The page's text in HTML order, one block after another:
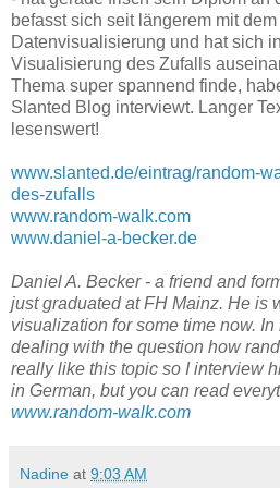
befasst sich seit längerem mit
Datenvisualisierung und hat sich
Visualisierung des Zufalls
Thema super spannend finde,
Slanted Blog interviewt. Langer
lesenswert!
www.slanted.de/eintrag/random-
des-zufalls
www.random-walk.com
www.daniel-a-becker.de
Daniel A. Becker - a friend and
just graduated at FH Mainz. He is
visualization for some time now.
dealing with the question how
really like this topic so I interview
in German, but you can read
www.random-walk.com
Nadine at 9:03 AM